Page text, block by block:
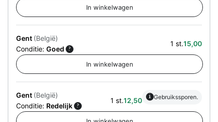
Gent (België)
Conditie: Goed ?
1 st.15,00
Gent (België)
Conditie: Redelijk ?
1 st.12,50 i Gebruikssporen.